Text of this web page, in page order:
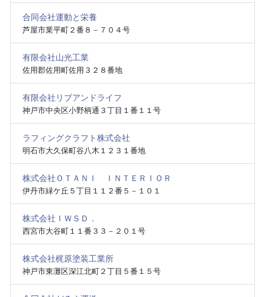
合同会社運動と栄養
芦屋市業平町２番８－７０４号
有限会社山光工業
佐用郡佐用町佐用３２８番地
有限会社リブアンドライフ
神戸市中央区小野柄通３丁目１番１１号
ラフィングクラフト株式会社
明石市大久保町谷八木１２３１番地
株式会社ＯＴＡＮＩ ＩＮＴＥＲＩＯＲ
伊丹市緑ケ丘５丁目１１２番５－１０１
株式会社ＩＷＳＤ．
西宮市大谷町１１番３３－２０１号
株式会社梶原塗装工業所
神戸市東灘区深江北町２丁目５番１５号